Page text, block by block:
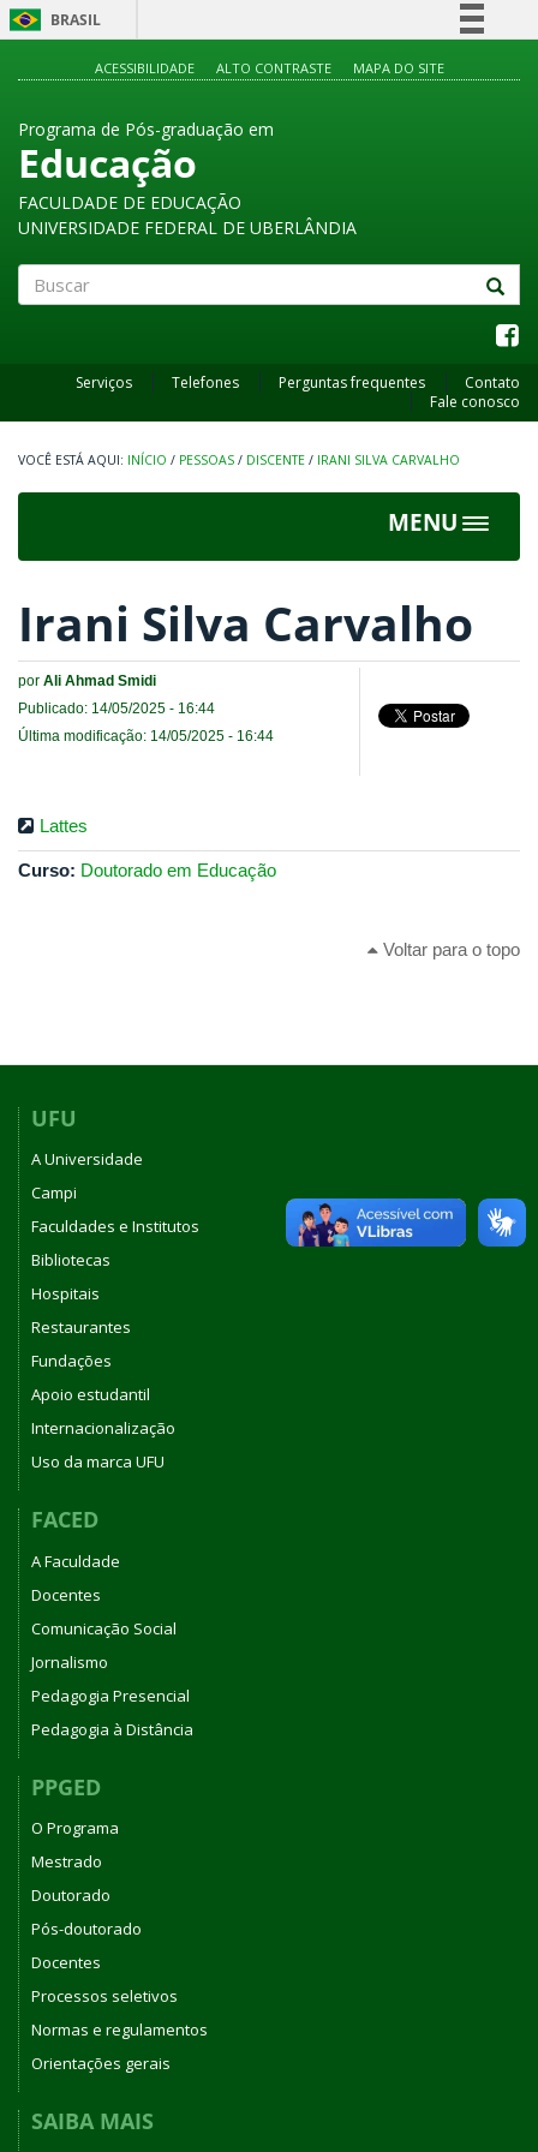
BRASIL
Canais
ACESSIBILIDADE ALTO CONTRASTE MAPA DO SITE
Programa de Pós-graduação em
Educação
FACULDADE DE EDUCAÇÃO
UNIVERSIDADE FEDERAL DE UBERLÂNDIA
Serviços Telefones Perguntas frequentes
Contato
Fale conosco
INÍCIO / PESSOAS / DISCENTE / IRANI SILVA CARVALHO
MENU
Toggle
Irani Silva Carvalho
por Ali Ahmad Smidi
Publicado: 14/05/2025 - 16:44
Última modificação: 14/05/2025 - 16:44
Lattes
Curso: Doutorado em Educação
Voltar para o topo
UFU
A Universidade
Campi
Faculdades e Institutos
Bibliotecas
Hospitais
Restaurantes
Fundações
Apoio estudantil
Internacionalização
Uso da marca UFU
FACED
A Faculdade
Docentes
Comunicação Social
Jornalismo
Pedagogia Presencial
Pedagogia à Distância
PPGED
O Programa
Mestrado
Doutorado
Pós-doutorado
Docentes
Processos seletivos
Normas e regulamentos
Orientações gerais
SAIBA MAIS